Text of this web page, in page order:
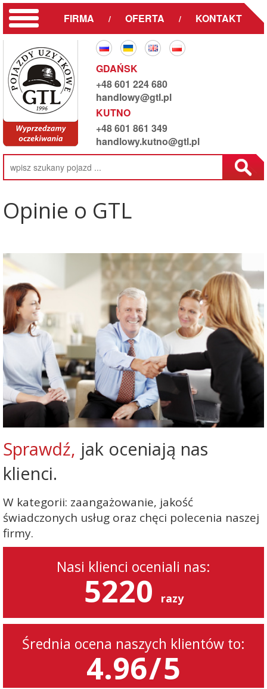
FIRMA / OFERTA / KONTAKT
GDAŃSK
+48 601 224 680
handlowy@gtl.pl
KUTNO
+48 601 861 349
handlowy.kutno@gtl.pl
Opinie o GTL
Sprawdź, jak oceniają nas
klienci.
W kategorii: zaangażowanie, jakość
świadczonych usług oraz chęci polecenia naszej
firmy.
Nasi klienci oceniali nas:
5220 razy
Średnia ocena naszych klientów to:
4.96/5